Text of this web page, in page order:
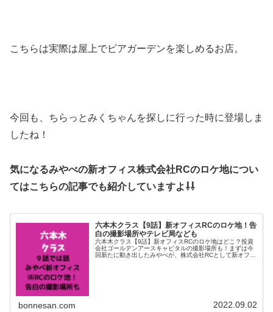
こちらは実際は屋上でビアガーデンを楽しめるお店。
今回も、ちらっとみくちゃんを探しに行った時に登場しま
したね！
気になるみやべの新オフィス株式会社RCのロケ地につい
てはこちらの記事でも紹介していますよ⇩⇩
六本木クラス【9話】新オフィスRCのロケ地！告
白の撮影場所やテレビ局なども
六本木クラス【9話】新オフィスRCのロケ地はどこ？投資
会社ゴールデンアースキャピタルの撮影場所も！まずは今
回新たに動き出したみやべが、株式会社RCとして新オフィ
bonnesan.com 2022.09.02